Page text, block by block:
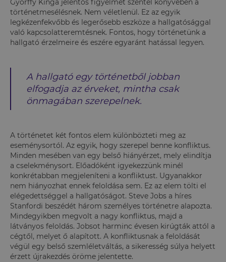
Györffy Kinga jelentős figyelmet szentel könyvében a
történetmesélésnek. Nem véletlenül. Ez az egyik
legkézenfekvőbb és legerősebb eszköze a hallgatósággal
való kapcsolatteremtésnek. Fontos, hogy történetünk a
hallgató érzelmeire és eszére egyaránt hatással legyen.
A hallgató egy történetből jobban
elfogadja az érveket, mintha csak
önmagában szerepelnek.
A történetet két fontos elem különbözteti meg az
eseménysortól. Az egyik, hogy szerepel benne konfliktus.
Minden mesében van egy belső hiányérzet, mely elindítja
a cselekménysort. Előadóként igyekezzünk minél
konkrétabban megjeleníteni a konfliktust. Ugyanakkor
nem hiányozhat ennek feloldása sem. Ez az elem tölti el
elégedettséggel a hallgatóságot. Steve Jobs a híres
Stanfordi beszédét három személyes történetre alapozta.
Mindegyikben megvolt a nagy konfliktus, majd a
látványos feloldás. Jobsot harminc évesen kirúgták attól a
cégtől, melyet ő alapított. A konfliktusnak a feloldását
végül egy belső szemléletváltás, a sikeresség súlya helyett
érzett újrakezdés öröme jelentette.